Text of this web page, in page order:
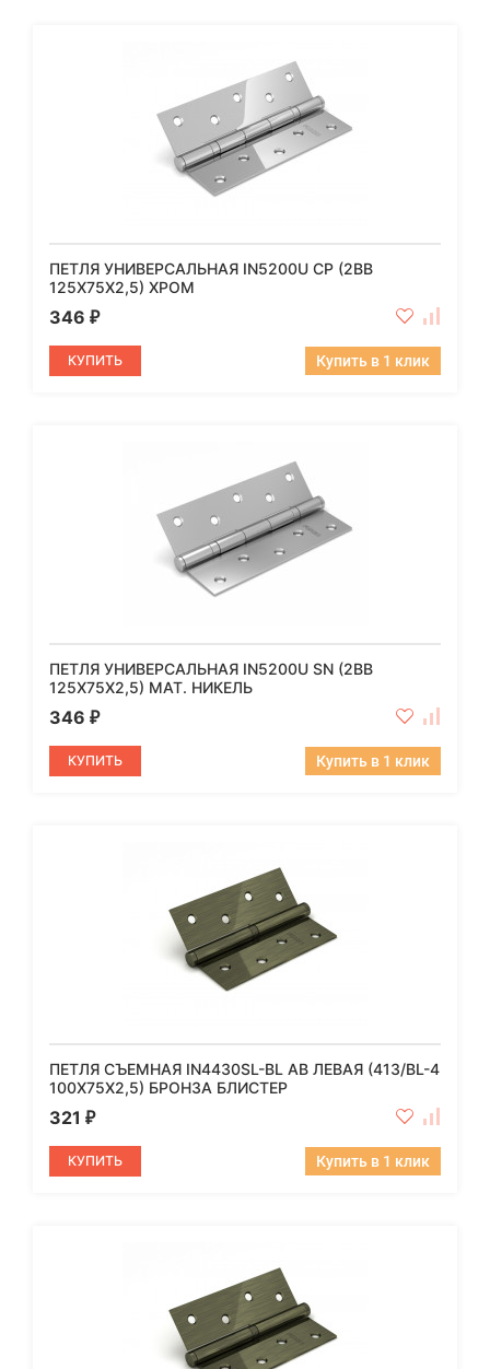
ПЕТЛЯ УНИВЕРСАЛЬНАЯ IN5200U CP (2BB
125X75X2,5) ХРОМ
346 ₽
КУПИТЬ Купить в 1 клик
ПЕТЛЯ УНИВЕРСАЛЬНАЯ IN5200U SN (2BB
125X75X2,5) МАТ. НИКЕЛЬ
346 ₽
КУПИТЬ Купить в 1 клик
ПЕТЛЯ СЪЕМНАЯ IN4430SL-BL AB ЛЕВАЯ (413/BL-4
100X75X2,5) БРОНЗА БЛИСТЕР
321 ₽
КУПИТЬ Купить в 1 клик